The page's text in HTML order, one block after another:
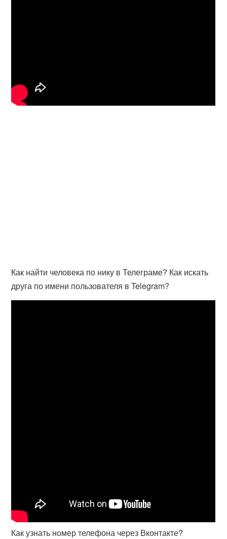
Как найти человека по нику в Телеграме? Как искать
друга по имени пользователя в Telegram?
Как узнать номер телефона через Вконтакте?